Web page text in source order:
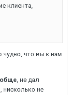
клиента,
чудно, что вы к нам
, не дал
нисколько не